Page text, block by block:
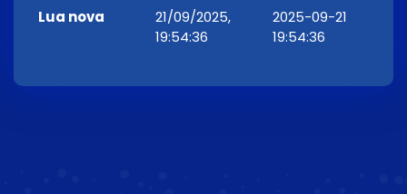
Lua nova
21/09/2025,
19:54:36
2025-09-21
19:54:36